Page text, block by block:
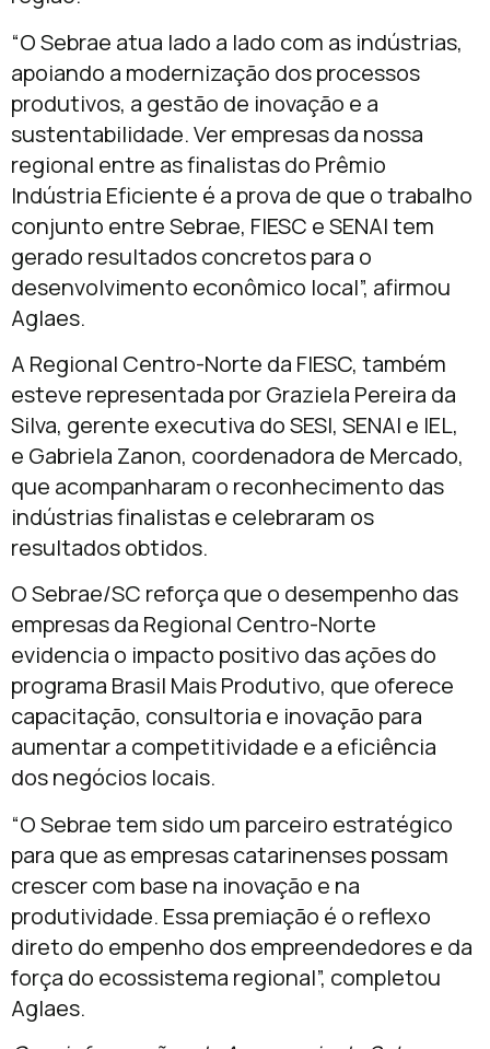
“O Sebrae atua lado a lado com as indústrias,
apoiando a modernização dos processos
produtivos, a gestão de inovação e a
sustentabilidade. Ver empresas da nossa
regional entre as finalistas do Prêmio
Indústria Eficiente é a prova de que o trabalho
conjunto entre Sebrae, FIESC e SENAI tem
gerado resultados concretos para o
desenvolvimento econômico local”, afirmou
Aglaes.
A Regional Centro-Norte da FIESC, também
esteve representada por Graziela Pereira da
Silva, gerente executiva do SESI, SENAI e IEL,
e Gabriela Zanon, coordenadora de Mercado,
que acompanharam o reconhecimento das
indústrias finalistas e celebraram os
resultados obtidos.
O Sebrae/SC reforça que o desempenho das
empresas da Regional Centro-Norte
evidencia o impacto positivo das ações do
programa Brasil Mais Produtivo, que oferece
capacitação, consultoria e inovação para
aumentar a competitividade e a eficiência
dos negócios locais.
“O Sebrae tem sido um parceiro estratégico
para que as empresas catarinenses possam
crescer com base na inovação e na
produtividade. Essa premiação é o reflexo
direto do empenho dos empreendedores e da
força do ecossistema regional”, completou
Aglaes.